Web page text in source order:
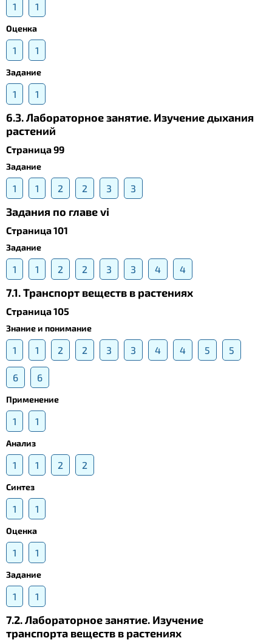
1 1
Оценка
1 1
Задание
1 1
6.3. Лабораторное занятие. Изучение дыхания
растений
Страница 99
Задание
1 1 2 2 3 3
Задания по главе vi
Страница 101
Задание
1 1 2 2 3 3 4 4
7.1. Транспорт веществ в растениях
Страница 105
Знание и понимание
1 1 2 2 3 3 4 4 5 5
6 6
Применение
1 1
Анализ
1 1 2 2
Синтез
1 1
Оценка
1 1
Задание
1 1
7.2. Лабораторное занятие. Изучение
транспорта веществ в растениях